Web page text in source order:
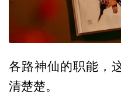
各路神仙的职能，
清楚楚。